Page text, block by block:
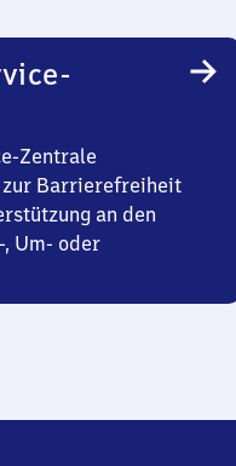
Zentrale
Barrierefreiheit
an den
Um- oder